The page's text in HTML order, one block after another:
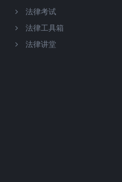
法律考试
法律工具箱
法律讲堂